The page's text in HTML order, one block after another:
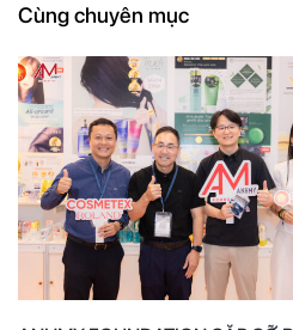
Cùng chuyên mục